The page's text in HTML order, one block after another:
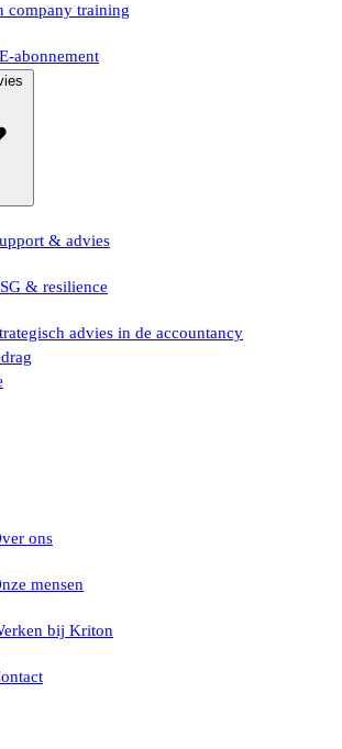
company training
abonnement
& advies
& resilience
advies in de accountancy
ons
mensen
bij Kriton